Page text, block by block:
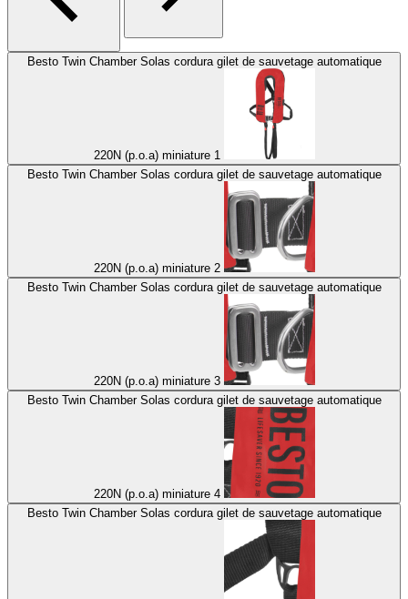
Besto Twin Chamber Solas cordura gilet de sauvetage automatique
220N (p.o.a) miniature 1
Besto Twin Chamber Solas cordura gilet de sauvetage automatique
220N (p.o.a) miniature 2
Besto Twin Chamber Solas cordura gilet de sauvetage automatique
220N (p.o.a) miniature 3
Besto Twin Chamber Solas cordura gilet de sauvetage automatique
220N (p.o.a) miniature 4
Besto Twin Chamber Solas cordura gilet de sauvetage automatique